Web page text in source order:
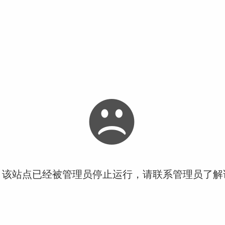
站点已经被管理员停止运行，请联系管理员了